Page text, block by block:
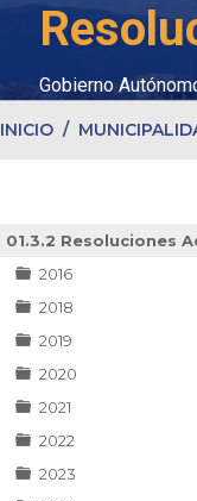
Gobierno
INICIO
01.3.2 Resoluciones
2016
2018
2019
2020
2021
2022
2023